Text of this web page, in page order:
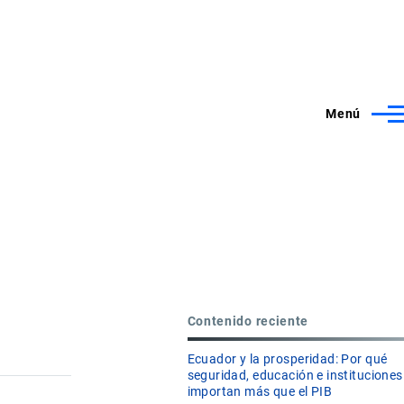
Menú
Contenido reciente
Ecuador y la prosperidad: Por qué
seguridad, educación e instituciones
importan más que el PIB